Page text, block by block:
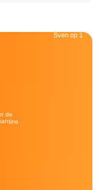
de
Sven op 1